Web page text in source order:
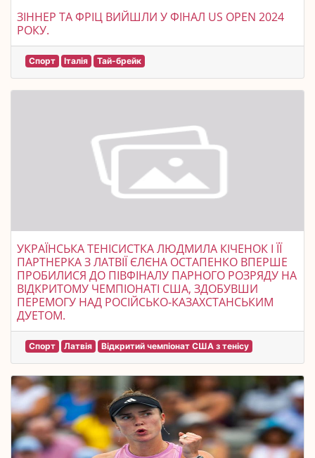
ЗІННЕР ТА ФРІЦ ВИЙШЛИ У ФІНАЛ US OPEN 2024
РОКУ.
Спорт Італія Тай-брейк
УКРАЇНСЬКА ТЕНІСИСТКА ЛЮДМИЛА КІЧЕНОК І ЇЇ
ПАРТНЕРКА З ЛАТВІЇ ЄЛЄНА ОСТАПЕНКО ВПЕРШЕ
ПРОБИЛИСЯ ДО ПІВФІНАЛУ ПАРНОГО РОЗРЯДУ НА
ВІДКРИТОМУ ЧЕМПІОНАТІ США, ЗДОБУВШИ
ПЕРЕМОГУ НАД РОСІЙСЬКО-КАЗАХСТАНСЬКИМ
ДУЕТОМ.
Спорт Латвія Відкритий чемпіонат США з тенісу